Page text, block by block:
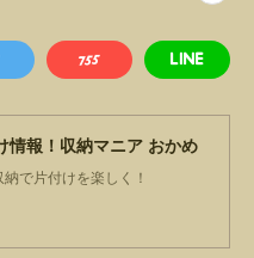
情報！収納マニア おかめ
で片付けを楽しく！